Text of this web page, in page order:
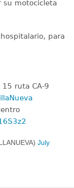
su motocicleta
para
ruta CA-9
July